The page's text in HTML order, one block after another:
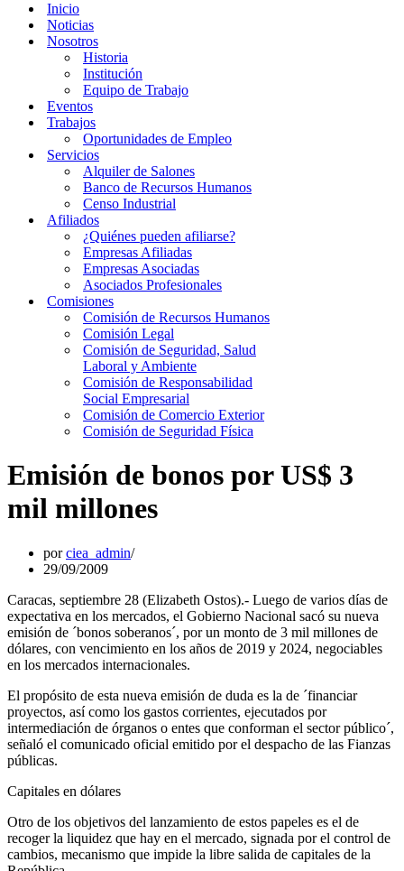
Inicio
Noticias
Nosotros
Historia
Institución
Equipo de Trabajo
Eventos
Trabajos
Oportunidades de Empleo
Servicios
Alquiler de Salones
Banco de Recursos Humanos
Censo Industrial
Afiliados
¿Quiénes pueden afiliarse?
Empresas Afiliadas
Empresas Asociadas
Asociados Profesionales
Comisiones
Comisión de Recursos Humanos
Comisión Legal
Comisión de Seguridad, Salud
Laboral y Ambiente
Comisión de Responsabilidad
Social Empresarial
Comisión de Comercio Exterior
Comisión de Seguridad Física
Emisión de bonos por US$ 3
mil millones
porciea_admin
29/09/2009
Caracas, septiembre 28 (Elizabeth Ostos).- Luego de varios días de
expectativa en los mercados, el Gobierno Nacional sacó su nueva
emisión de ´bonos soberanos´, por un monto de 3 mil millones de
dólares, con vencimiento en los años de 2019 y 2024, negociables
en los mercados internacionales.
El propósito de esta nueva emisión de duda es la de ´financiar
proyectos, así como los gastos corrientes, ejecutados por
intermediación de órganos o entes que conforman el sector público´,
señaló el comunicado oficial emitido por el despacho de las Fianzas
públicas.
Capitales en dólares
Otro de los objetivos del lanzamiento de estos papeles es el de
recoger la liquidez que hay en el mercado, signada por el control de
cambios, mecanismo que impide la libre salida de capitales de la